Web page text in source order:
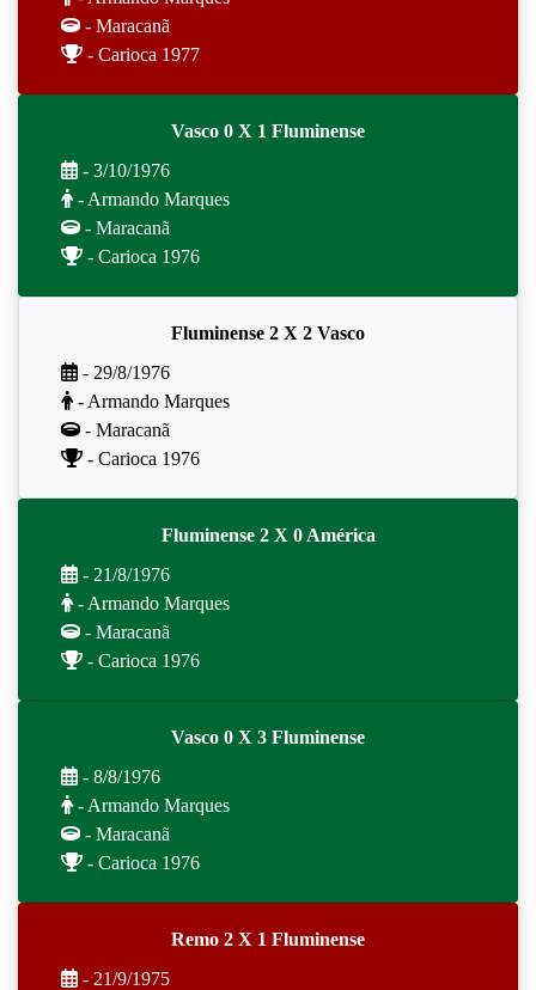
- Maracanã
- Carioca 1977
Vasco 0 X 1 Fluminense
- 3/10/1976
- Armando Marques
- Maracanã
- Carioca 1976
Fluminense 2 X 2 Vasco
- 29/8/1976
- Armando Marques
- Maracanã
- Carioca 1976
Fluminense 2 X 0 América
- 21/8/1976
- Armando Marques
- Maracanã
- Carioca 1976
Vasco 0 X 3 Fluminense
- 8/8/1976
- Armando Marques
- Maracanã
- Carioca 1976
Remo 2 X 1 Fluminense
- 21/9/1975